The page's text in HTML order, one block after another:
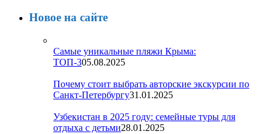
Новое на сайте
Самые уникальные пляжи Крыма:
ТОП-305.08.2025
Почему стоит выбрать авторские экскурсии по
Санкт-Петербургу31.01.2025
Узбекистан в 2025 году: семейные туры для
отдыха с детьми28.01.2025